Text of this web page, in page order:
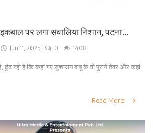
पर लगा सवालिया निशान, पटना...
Jun 11, 2025 0 1408
ढूंढ रही है कि कहां गए सुशासन बाबू के वो पुराने तेवर और कहां
Read More